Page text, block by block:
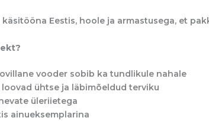
Eestis, hoole ja armastusega, et
?
vooder sobib ka tundlikule nahale
loovad ühtse ja läbimõeldud terviku
üleriietega
ainueksemplarina